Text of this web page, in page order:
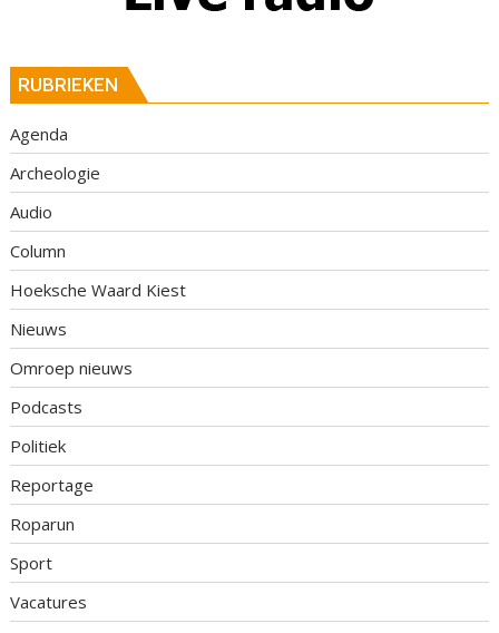
RUBRIEKEN
Agenda
Archeologie
Audio
Column
Hoeksche Waard Kiest
Nieuws
Omroep nieuws
Podcasts
Politiek
Reportage
Roparun
Sport
Vacatures